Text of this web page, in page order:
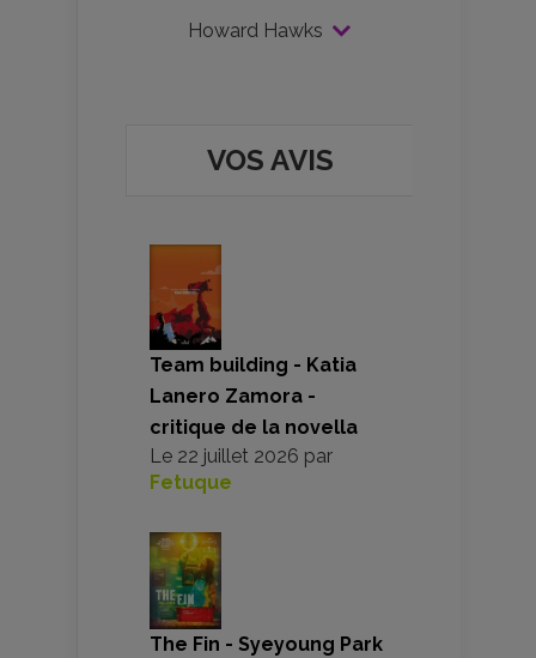
Howard Hawks
VOS AVIS
Team building - Katia
Lanero Zamora -
critique de la novella
Le 22 juillet 2026 par
Fetuque
The Fin - Syeyoung Park